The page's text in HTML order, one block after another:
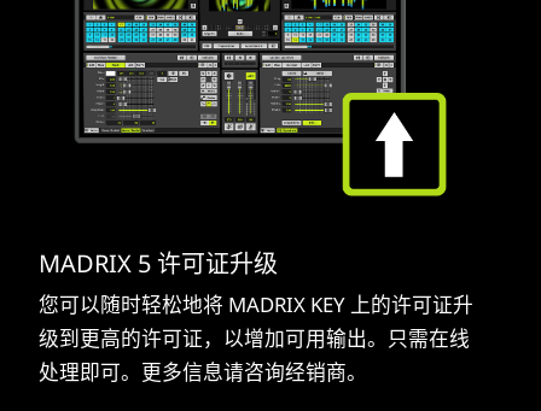
MADRIX 5 许可证升级
您可以随时轻松地将 MADRIX KEY 上的许可证升
级到更高的许可证，以增加可用输出。只需在线
处理即可。更多信息请咨询经销商。